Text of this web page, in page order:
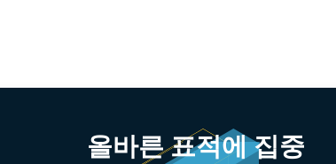
올바른 표적에 집중